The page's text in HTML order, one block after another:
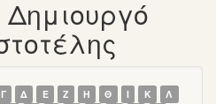
Γ Δ Ε Ζ Η Θ Ι Κ
Λ